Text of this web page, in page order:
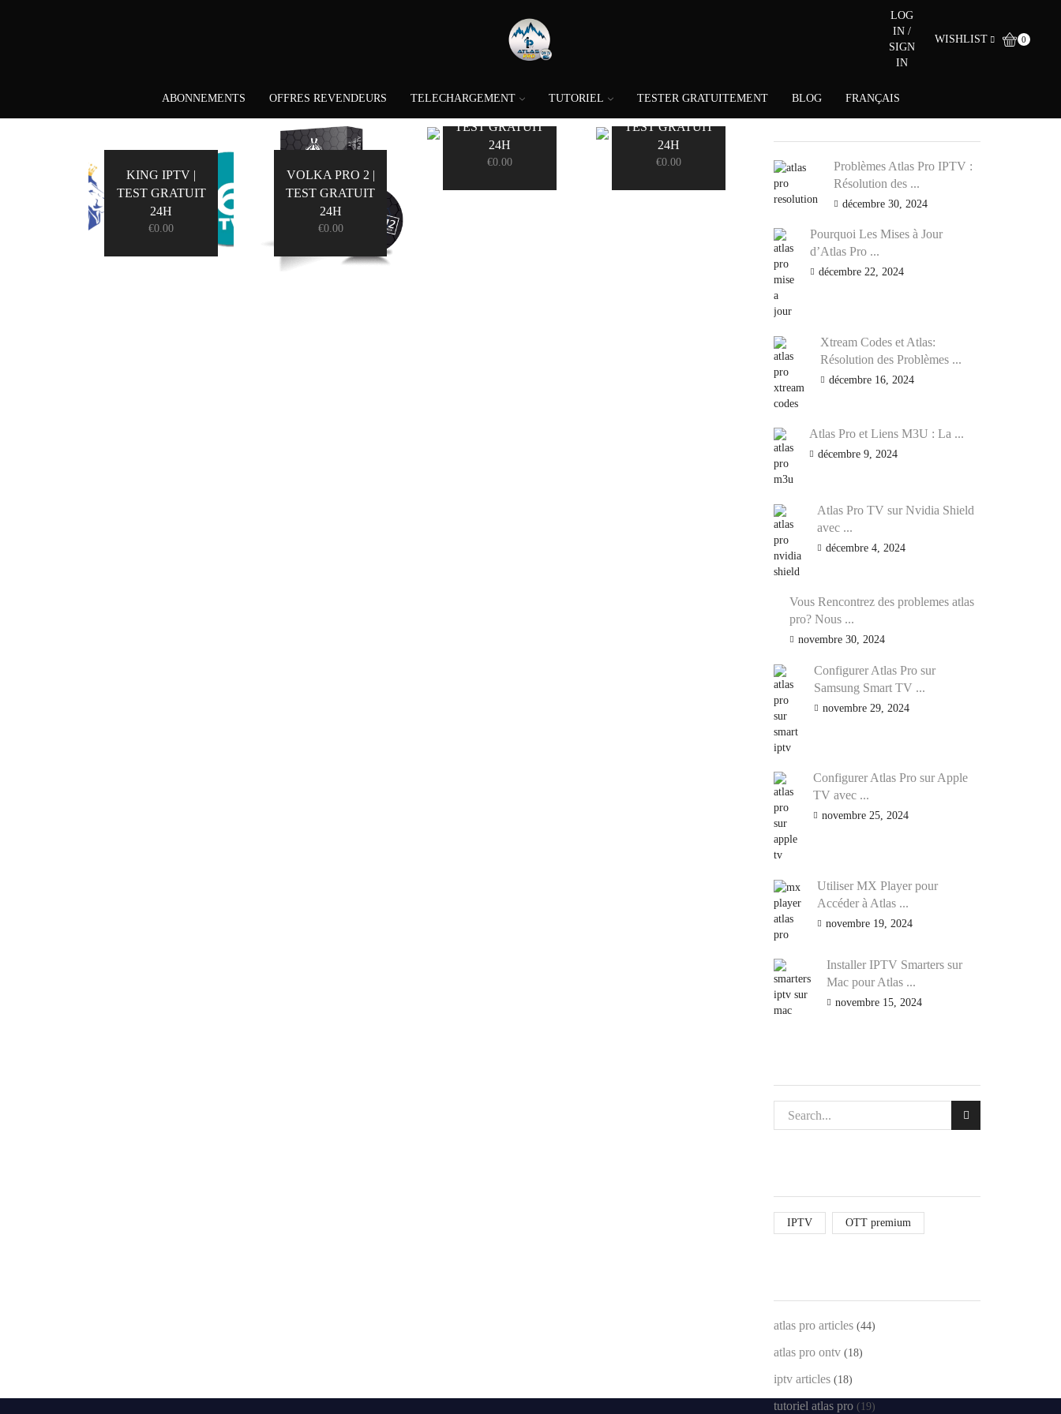
LOG
IN /
SIGN
IN
WISHLIST 0
ABONNEMENTS OFFRES REVENDEURS TELECHARGEMENT TUTORIEL TESTER GRATUITEMENT BLOG FRANÇAIS
KING IPTV |
TEST GRATUIT
24H
€0.00
VOLKA PRO 2 |
TEST GRATUIT
24H
€0.00
TEST GRATUIT
24H
€0.00
TEST GRATUIT
24H
€0.00
Problèmes Atlas Pro IPTV :
Résolution des ...
décembre 30, 2024
Pourquoi Les Mises à Jour
d’Atlas Pro ...
décembre 22, 2024
Xtream Codes et Atlas:
Résolution des Problèmes ...
décembre 16, 2024
Atlas Pro et Liens M3U : La ...
décembre 9, 2024
Atlas Pro TV sur Nvidia Shield
avec ...
décembre 4, 2024
Vous Rencontrez des problemes atlas
pro? Nous ...
novembre 30, 2024
Configurer Atlas Pro sur
Samsung Smart TV ...
novembre 29, 2024
Configurer Atlas Pro sur Apple
TV avec ...
novembre 25, 2024
Utiliser MX Player pour
Accéder à Atlas ...
novembre 19, 2024
Installer IPTV Smarters sur
Mac pour Atlas ...
novembre 15, 2024
IPTV OTT premium
atlas pro articles(44)
atlas pro ontv(18)
iptv articles(18)
tutoriel atlas pro(19)